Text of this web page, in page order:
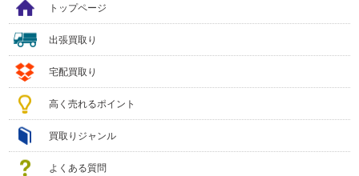
トップページ
出張買取り
宅配買取り
高く売れるポイント
買取りジャンル
よくある質問